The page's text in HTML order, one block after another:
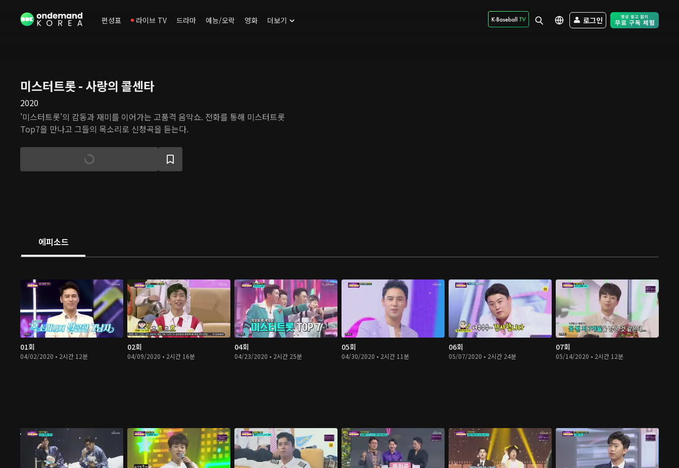
편성표 라이브 TV 드라마 예능/오락 영화 더보기 로그인 Free Trial -
미스터트롯 - 사랑의 콜센타
2020
'미스터트롯'의 감동과 재미를 이어가는 고품격 음악쇼. 전화를 통해 미스터트롯
Top7을 만나고 그들의 목소리로 신청곡을 듣는다.
에피소드
01회
04/02/2020 • 2시간 12분
02회
04/09/2020 • 2시간 16분
04회
04/23/2020 • 2시간 25분
05회
04/30/2020 • 2시간 11분
06회
05/07/2020 • 2시간 24분
07회
05/14/2020 • 2시간 12분